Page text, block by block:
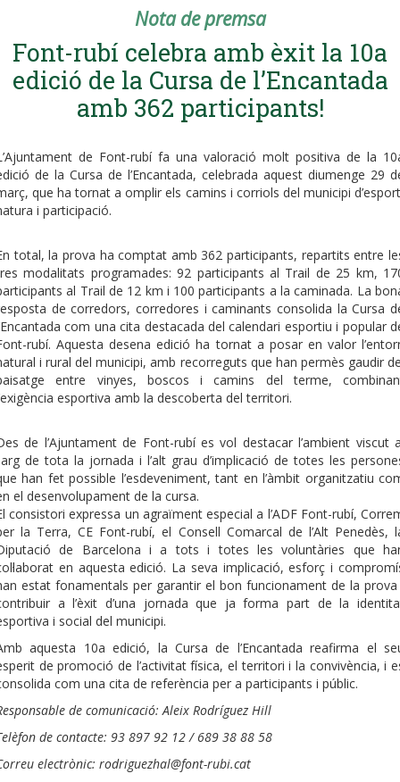
Nota de premsa
Font-rubí celebra amb èxit la 10a
edició de la Cursa de l’Encantada
amb 362 participants!
de Font-rubí fa una valoració molt positiva de la
de la Cursa de l’Encantada, celebrada aquest diumenge 29
que ha tornat a omplir els camins i corriols del municipi
i participació.
total, la prova ha comptat amb 362 participants, repartits entre
modalitats programades: 92 participants al Trail de 25 km,
al Trail de 12 km i 100 participants a la caminada. La
de corredors, corredores i caminants consolida la Cursa
com una cita destacada del calendari esportiu i popular
rubí. Aquesta desena edició ha tornat a posar en valor
i rural del municipi, amb recorreguts que han permès gaudir
entre vinyes, boscos i camins del terme,
esportiva amb la descoberta del territori.
de l’Ajuntament de Font-rubí es vol destacar l’ambient viscut
de tota la jornada i l’alt grau d’implicació de totes les
han fet possible l’esdeveniment, tant en l’àmbit organitzatiu
el desenvolupament de la cursa.
consistori expressa un agraïment especial a l’ADF Font-rubí,
la Terra, CE Font-rubí, el Consell Comarcal de l’Alt Penedès,
de Barcelona i a tots i totes les voluntàries que
en aquesta edició. La seva implicació, esforç i
estat fonamentals per garantir el bon funcionament de la
a l’èxit d’una jornada que ja forma part de la
i social del municipi.
aquesta 10a edició, la Cursa de l’Encantada reafirma el
de promoció de l’activitat física, el territori i la convivència, i
com una cita de referència per a participants i públic.
de comunicació: Aleix Rodríguez Hill
de contacte: 93 897 92 12 / 689 38 88 58
electrònic: rodriguezhal@font-rubi.cat